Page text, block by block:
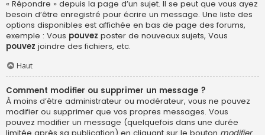
« Répondre » depuis la page d’un sujet. Il se peut que vous ayez
besoin d’être enregistré pour écrire un message. Une liste des
options disponibles est affichée en bas de page des forums,
exemple : Vous pouvez poster de nouveaux sujets, Vous
pouvez joindre des fichiers, etc.
Haut
Comment modifier ou supprimer un message ?
À moins d’être administrateur ou modérateur, vous ne pouvez
modifier ou supprimer que vos propres messages. Vous
pouvez modifier un message (quelquefois dans une durée
limitée après sa publication) en cliquant sur le bouton modifier